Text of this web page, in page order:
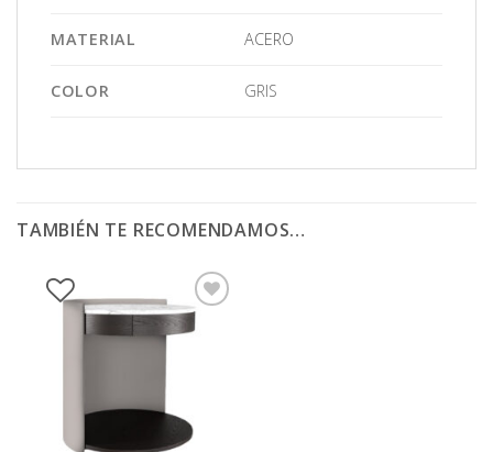
MATERIAL ACERO
COLOR GRIS
TAMBIÉN TE RECOMENDAMOS…